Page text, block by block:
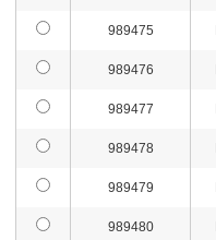
989475
989476
989477
989478
989479
989480